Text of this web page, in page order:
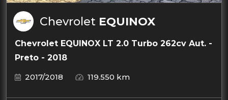
Chevrolet EQUINOX
Chevrolet EQUINOX LT 2.0 Turbo 262cv Aut. -
Preto - 2018
2017/2018
119.550 km